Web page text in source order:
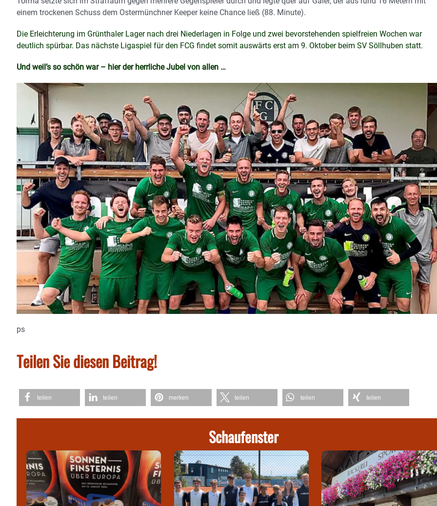
einem trockenen Schuss dem Ostermünchner Keeper keine Chance ließ (88. Minute).
Die Erleichterung im Grünthaler Lager nach drei Niederlagen in Folge und zwei bevorstehenden spielfreien Wochen war
deutlich spürbar. Das nächste Ligaspiel für den FCG findet somit auswärts erst am 9. Oktober beim SV Söllhuben statt.
Und weil’s so schön war – hier der herrliche Jubel von allen …
ps
Teilen Sie diesen Beitrag!
teilen teilen merken teilen teilen teilen
Schaufenster